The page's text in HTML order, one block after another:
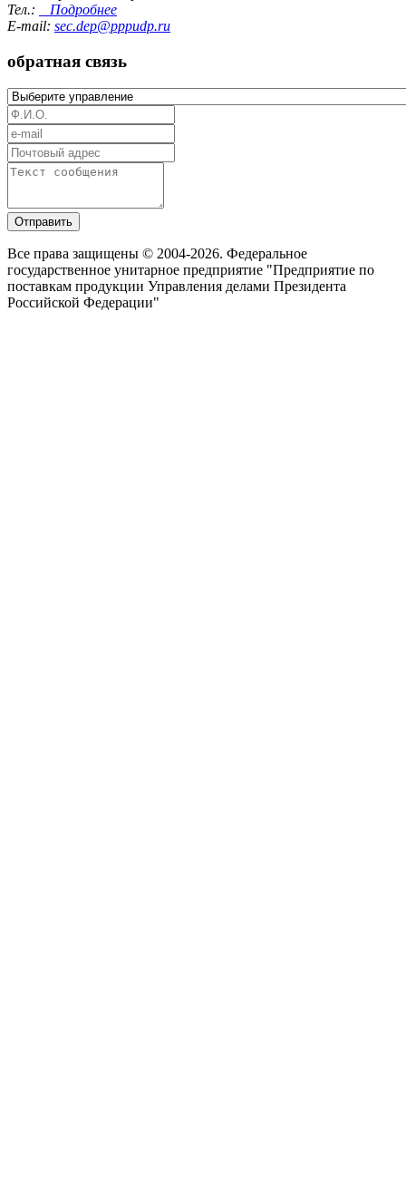
Тел.:
Подробнее
E-mail: sec.dep@pppudp.ru
обратная связь
Отправить
Все права защищены © 2004-2026. Федеральное
государственное унитарное предприятие "Предприятие по
поставкам продукции Управления делами Президента
Российской Федерации"